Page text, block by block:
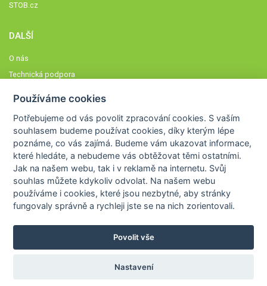
STOB.cz
DALŠÍ
O nás
Technická podpora
Členové STOBklubu
Zásady nakládání s osobními údaji
Otestujte se
Spočítejte si
Výzva 52
WWW.HRAVEZIJZDRAVE.CZ
Používáme cookies
Potřebujeme od vás povolit zpracování cookies. S vaším
souhlasem budeme používat cookies, díky kterým lépe
poznáme,co vás zajímá. Budeme vám ukazovat informace,
které hledáte, a nebudeme vás obtěžovat těmi ostatními.
Jak na našem webu, tak i v reklamě na internetu. Svůj
souhlas můžete kdykoliv odvolat. Na našem webu
používáme i cookies, které jsou nezbytné, aby stránky
fungovaly správně a rychleji jste se na nich zorientovali.
Povolit vše
Nastavení